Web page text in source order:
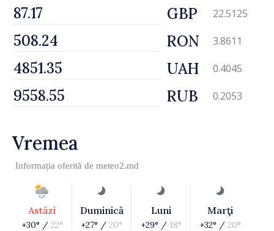
GBP 22.5125
RON 3.8611
UAH 0.4045
RUB 0.2053
Vremea
Informația oferită de meteo2.md
Astăzi
+30° / 22°
Duminică
+27° / 20°
Luni
+29° / 18°
Marţi
+32° / 20°